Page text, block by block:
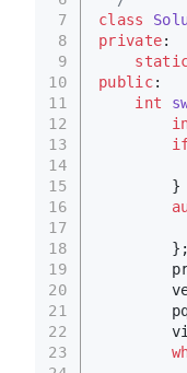
7
8
9
10
11
12
13
14
15
16
17
18
19
20
21
22
23
class
private:
public:
int
        }
        };